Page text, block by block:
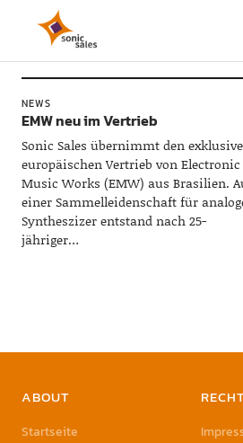
Sonic Sales
NEWS
EMW neu im Vertrieb
Sonic Sales übernimmt den
europäischen Vertrieb von Electronic
Music Works (EMW) aus Brasilien.
einer Sammelleidenschaft für
Syntheszizer entstand nach 25-
jähriger…
ABOUT
Startseite